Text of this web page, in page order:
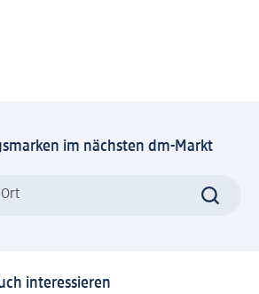
im nächsten dm-Markt
interessieren